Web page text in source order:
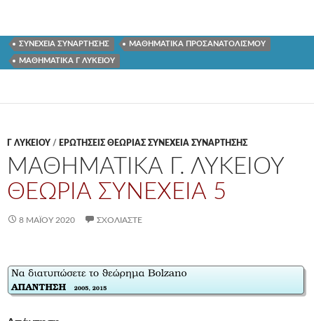
ΣΥΝΕΧΕΙΑ ΣΥΝΑΡΤΗΣΗΣ ΜΑΘΗΜΑΤΙΚΑ ΠΡΟΣΑΝΑΤΟΛΙΣΜΟΥ
ΜΑΘΗΜΑΤΙΚΑ Γ ΛΥΚΕΙΟΥ
Γ ΛΥΚΕΊΟΥ / ΕΡΩΤΗΣΕΙΣ ΘΕΩΡΙΑΣ ΣΥΝΕΧΕΙΑ ΣΥΝΑΡΤΗΣΗΣ
ΜΑΘΗΜΑΤΙΚΑ Γ. ΛΥΚΕΙΟΥ
ΘΕΩΡΙΑ ΣΥΝΕΧΕΙΑ 5
8 ΜΑΪ́ΟΥ 2020 ΣΧΟΛΙΆΣΤΕ